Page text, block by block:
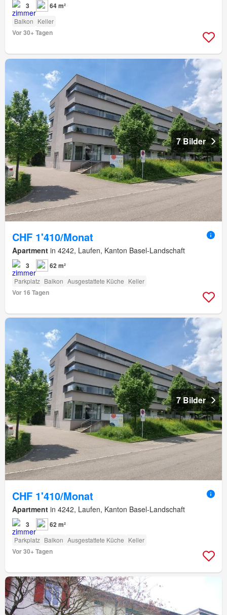
3 64 m²
Balkon Keller
Vor 30+ Tagen
7 Bilder
CHF 1'410/Monat
Apartment in 4242, Laufen, Kanton Basel-Landschaft
3 62 m²
Parkplatz Balkon Ausgestattete Küche Keller
Vor 16 Tagen
7 Bilder
CHF 1'410/Monat
Apartment in 4242, Laufen, Kanton Basel-Landschaft
3 62 m²
Parkplatz Balkon Ausgestattete Küche Keller
Vor 30+ Tagen